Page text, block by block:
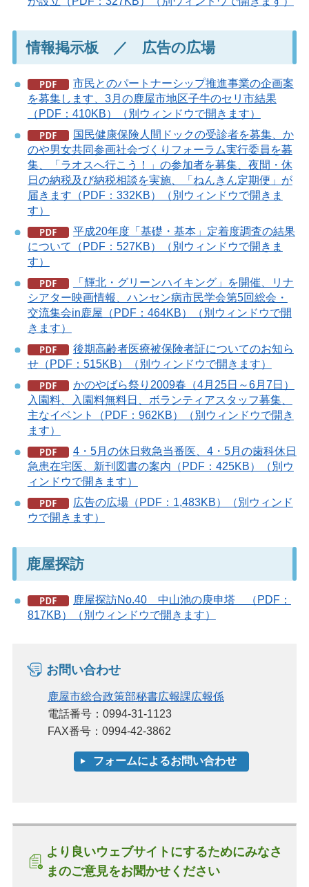
情報掲示板 ／ 広告の広場
市民とのパートナーシップ推進事業の企画案
を募集します、3月の鹿屋市地区子牛のセリ市結果
（PDF：410KB）（別ウィンドウで開きます）
国民健康保険人間ドックの受診者を募集、か
のや男女共同参画社会づくりフォーラム実行委員を募
集、「ラオスへ行こう！」の参加者を募集、夜間・休
日の納税及び納税相談を実施、「ねんきん定期便」が
届きます（PDF：332KB）（別ウィンドウで開きま
す）
平成20年度「基礎・基本」定着度調査の結果
について（PDF：527KB）（別ウィンドウで開きま
す）
「輝北・グリーンハイキング」を開催、リナ
シアター映画情報、ハンセン病市民学会第5回総会・
交流集会in鹿屋（PDF：464KB）（別ウィンドウで開
きます）
後期高齢者医療被保険者証についてのお知ら
せ（PDF：515KB）（別ウィンドウで開きます）
かのやばら祭り2009春（4月25日～6月7日）
入園料、入園料無料日、ボランティアスタッフ募集、
主なイベント（PDF：962KB）（別ウィンドウで開き
ます）
4・5月の休日救急当番医、4・5月の歯科休日
急患在宅医、新刊図書の案内（PDF：425KB）（別ウ
ィンドウで開きます）
広告の広場（PDF：1,483KB）（別ウィンド
ウで開きます）
鹿屋探訪
鹿屋探訪No.40 中山池の庚申塔 （PDF：
817KB）（別ウィンドウで開きます）
お問い合わせ
鹿屋市総合政策部秘書広報課広報係
電話番号：0994-31-1123
FAX番号：0994-42-3862
より良いウェブサイトにするためにみなさ
まのご意見をお聞かせください